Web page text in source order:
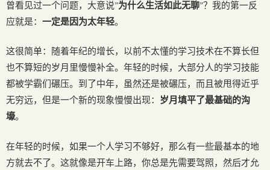
曾看见过一个问题，大意说”为什么生活如此无聊”？我的第一反
应就是： 一定是因为太年轻。
这很简单：随着年纪的增长，以前不太懂的学习技术在不算长但
也不算短的岁月里慢慢补全。年轻的时候，大部分人的学习技能
都被学霸们碾压。到了中年，虽然还是被碾压，而且被甩得近乎
无穷远，但是一个新的现象慢慢出现： 岁月填平了最基础的沟
壕。
在年轻的时候，如果一个人学习不够好，那么有一些最基本的地
方就去不了。这就像是开车上路，你总是先需要驾照，然后才允